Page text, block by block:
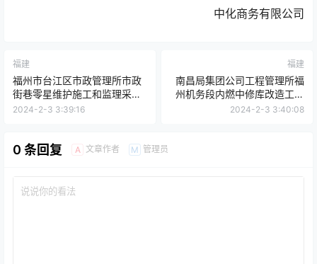
中化商务有限公司
福建
福州市台江区市政管理所市政
街巷零星维护施工和监理采购
（二期）项目竞争性谈判公告
2024-2-3 3:39:16
福建
南昌局集团公司工程管理所福
州机务段内燃中修库改造工程
物资采购（非标设备）第二部
2024-2-3 3:40:08
0 条回复 A 文章作者 M 管理员